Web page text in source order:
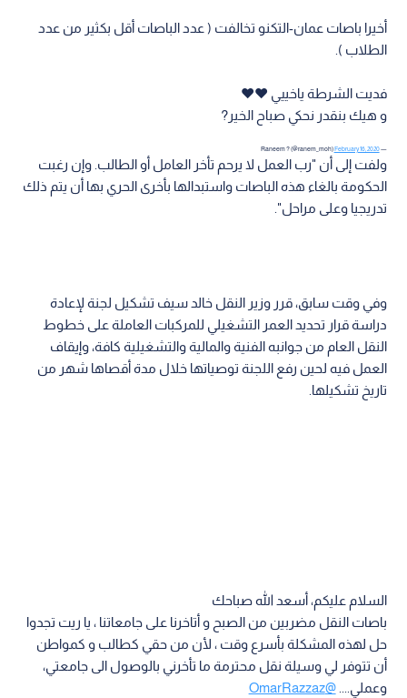
أخيرا باصات عمان-التكنو تخالفت ( عدد الباصات أقل بكثير من عدد
الطلاب ).
فديت الشرطة ياخييي ❤️❤️
و هيك بنقدر نحكي صباح الخير?
— Raneem ? (@ranem_moh)
February 16, 2020
ولفت إلى أن "رب العمل لا يرحم تأخر العامل أو الطالب. وإن رغبت
الحكومة بالغاء هذه الباصات واستبدالها بأخرى الحري بها أن يتم ذلك
تدريجيا وعلى مراحل".
وفي وقت سابق، قرر وزير النقل خالد سيف تشكيل لجنة لإعادة
دراسة قرار تحديد العمر التشغيلي للمركبات العاملة على خطوط
النقل العام من جوانبه الفنية والمالية والتشغيلية كافة، وإيقاف
العمل فيه لحين رفع اللجنة توصياتها خلال مدة أقصاها شهر من
تاريخ تشكيلها.
السلام عليكم، أسعد الله صباحك
باصات النقل مضربين من الصبح و أتاخرنا على جامعاتنا ، يا ريت تجدوا
حل لهذه المشكلة بأسرع وقت ، لأن من حقي كطالب و كمواطن
أن تتوفر لي وسيلة نقل محترمة ما تأخرني بالوصول الى جامعتي،
وعملي....@OmarRazzaz